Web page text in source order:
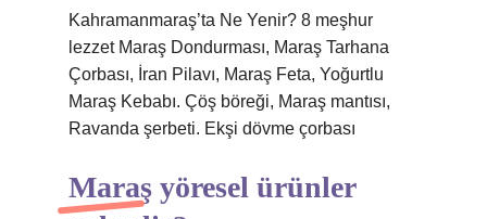
Kahramanmaraş’ta Ne Yenir? 8 meşhur
lezzet Maraş Dondurması, Maraş Tarhana
Çorbası, İran Pilavı, Maraş Feta, Yoğurtlu
Maraş Kebabı. Çöş böreği, Maraş mantısı,
Ravanda şerbeti. Ekşi dövme çorbası
Maraş yöresel ürünler